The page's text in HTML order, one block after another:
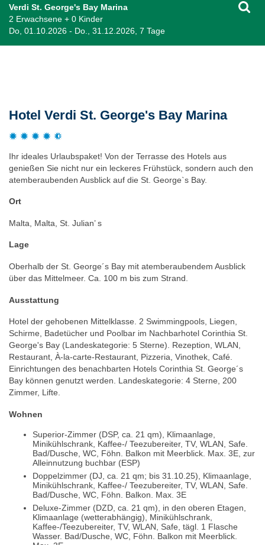
Verdi St. George's Bay Marina
2 Erwachsene + 0 Kinder
Do, 01.10.2026 - Do., 31.12.2026, 7 Tage
Hotel Verdi St. George's Bay Marina
Ihr ideales Urlaubspaket! Von der Terrasse des Hotels aus
genießen Sie nicht nur ein leckeres Frühstück, sondern auch den
atemberaubenden Ausblick auf die St. George`s Bay.
Ort
Malta, Malta, St. Julian’ s
Lage
Oberhalb der St. George´s Bay mit atemberaubendem Ausblick
über das Mittelmeer. Ca. 100 m bis zum Strand.
Ausstattung
Hotel der gehobenen Mittelklasse. 2 Swimmingpools, Liegen,
Schirme, Badetücher und Poolbar im Nachbarhotel Corinthia St.
George's Bay (Landeskategorie: 5 Sterne). Rezeption, WLAN,
Restaurant, À-la-carte-Restaurant, Pizzeria, Vinothek, Café.
Einrichtungen des benachbarten Hotels Corinthia St. George´s
Bay können genutzt werden. Landeskategorie: 4 Sterne, 200
Zimmer, Lifte.
Wohnen
Superior-Zimmer (DSP, ca. 21 qm), Klimaanlage,
Minikühlschrank, Kaffee-/ Teezubereiter, TV, WLAN, Safe.
Bad/Dusche, WC, Föhn. Balkon mit Meerblick. Max. 3E, zur
Alleinnutzung buchbar (ESP)
Doppelzimmer (DJ, ca. 21 qm; bis 31.10.25), Klimaanlage,
Minikühlschrank, Kaffee-/ Teezubereiter, TV, WLAN, Safe.
Bad/Dusche, WC, Föhn. Balkon. Max. 3E
Deluxe-Zimmer (DZD, ca. 21 qm), in den oberen Etagen,
Klimaanlage (wetterabhängig), Minikühlschrank,
Kaffee-/Teezubereiter, TV, WLAN, Safe, tägl. 1 Flasche
Wasser. Bad/Dusche, WC, Föhn. Balkon mit Meerblick.